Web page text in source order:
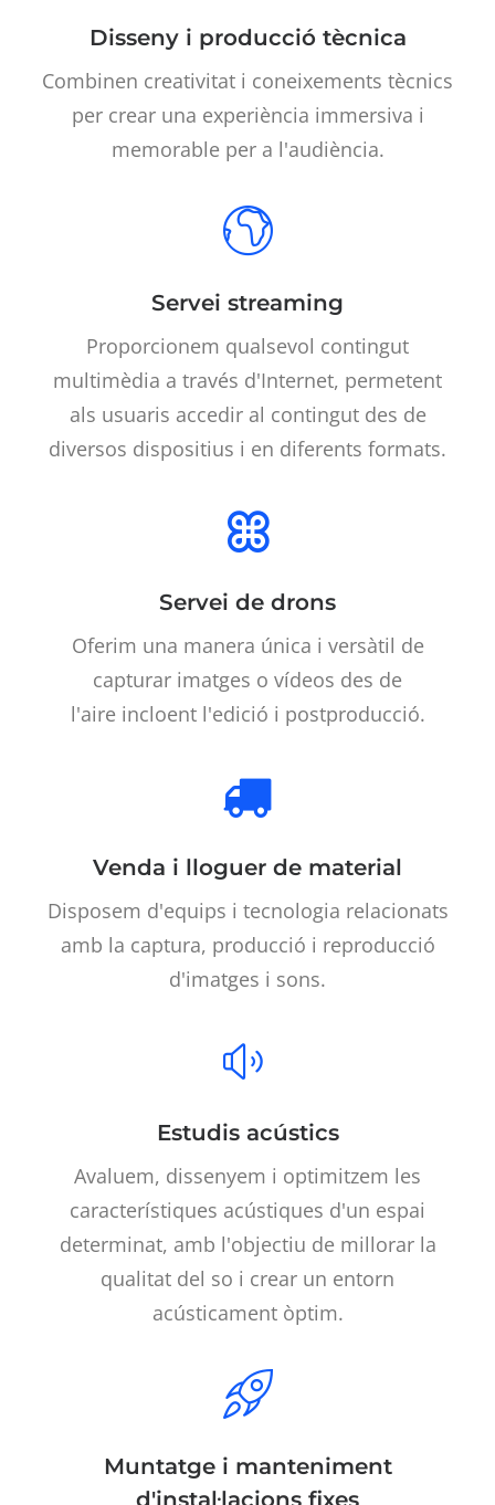
Disseny i producció tècnica
Combinen creativitat i coneixements tècnics
per crear una experiència immersiva i
memorable per a l'audiència.
Servei streaming
Proporcionem qualsevol contingut
multimèdia a través d'Internet, permetent
als usuaris accedir al contingut des de
diversos dispositius i en diferents formats.
Servei de drons
Oferim una manera única i versàtil de
capturar imatges o vídeos des de
l'aire incloent l'edició i postproducció.
Venda i lloguer de material
Disposem d'equips i tecnologia relacionats
amb la captura, producció i reproducció
d'imatges i sons.
Estudis acústics
Avaluem, dissenyem i optimitzem les
característiques acústiques d'un espai
determinat, amb l'objectiu de millorar la
qualitat del so i crear un entorn
acústicament òptim.
Muntatge i manteniment
d'instal·lacions fixes